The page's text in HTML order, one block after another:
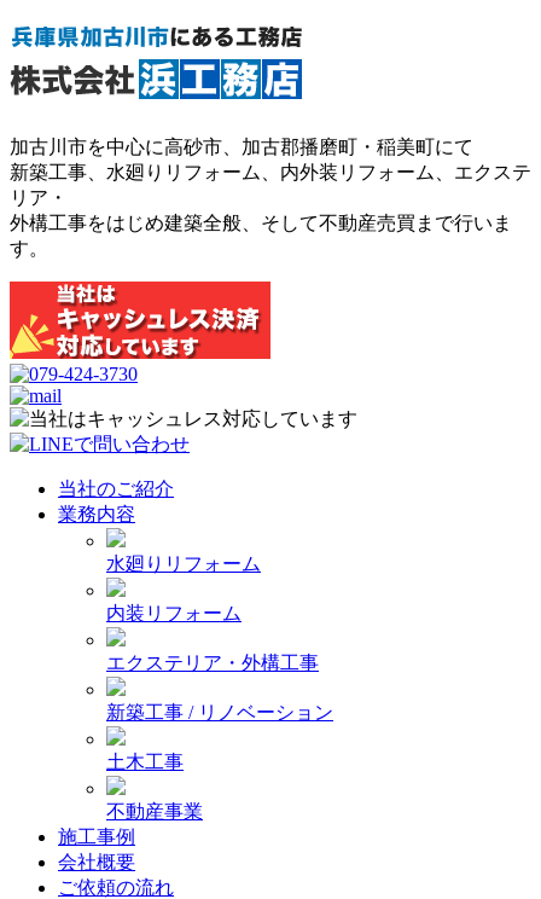
加古川市を中心に高砂市、加古郡播磨町・稲美町にて
新築工事、水廻りリフォーム、内外装リフォーム、エクステ
リア・
外構工事をはじめ建築全般、そして不動産売買まで行いま
す。
当社のご紹介
業務内容
水廻りリフォーム
内装リフォーム
エクステリア・外構工事
新築工事 / リノベーション
土木工事
不動産事業
施工事例
会社概要
ご依頼の流れ